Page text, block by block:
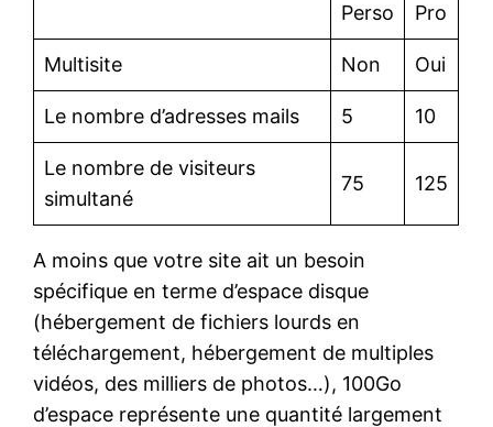
Perso Pro
Multisite Non Oui
Le nombre d’adresses mails 5 10
Le nombre de visiteurs
simultané
75 125
A moins que votre site ait un besoin
spécifique en terme d’espace disque
(hébergement de fichiers lourds en
téléchargement, hébergement de multiples
vidéos, des milliers de photos…), 100Go
d’espace représente une quantité largement